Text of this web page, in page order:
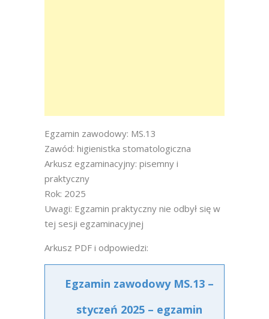
Egzamin zawodowy: MS.13
Zawód: higienistka stomatologiczna
Arkusz egzaminacyjny: pisemny i
praktyczny
Rok: 2025
Uwagi: Egzamin praktyczny nie odbył się w
tej sesji egzaminacyjnej
Arkusz PDF i odpowiedzi:
Egzamin zawodowy MS.13 –
styczeń 2025 – egzamin